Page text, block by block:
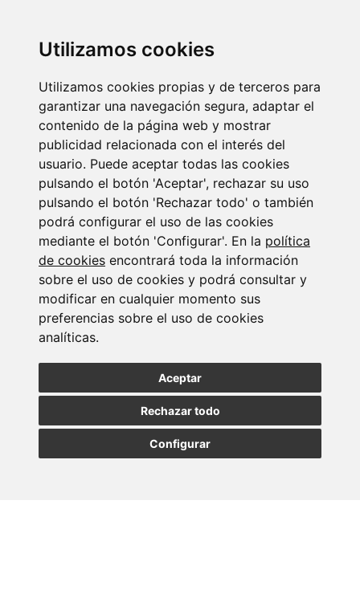
Utilizamos cookies
Utilizamos cookies propias y de terceros para
garantizar una navegación segura, adaptar el
contenido de la página web y mostrar
publicidad relacionada con el interés del
usuario. Puede aceptar todas las cookies
pulsando el botón 'Aceptar', rechazar su uso
pulsando el botón 'Rechazar todo' o también
podrá configurar el uso de las cookies
mediante el botón 'Configurar'. En la política
de cookies encontrará toda la información
sobre el uso de cookies y podrá consultar y
modificar en cualquier momento sus
preferencias sobre el uso de cookies
analíticas.
Aceptar
Rechazar todo
Configurar
Newsletter Insolvencias y Situaciones Especiales
Suscribirse a la
newsletter
Entérate de nuestras últimas noticias